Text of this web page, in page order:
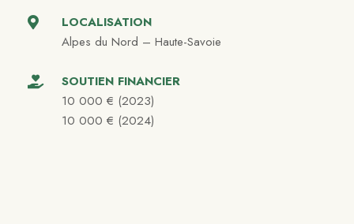
LOCALISATION
Alpes du Nord – Haute-Savoie
SOUTIEN FINANCIER
10 000 € (2023)
10 000 € (2024)